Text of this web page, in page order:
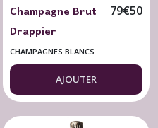
Champagne Brut
Drappier
(Magnum) Carte
Or 150 cl.
79€50
CHAMPAGNES BLANCS
AJOUTER